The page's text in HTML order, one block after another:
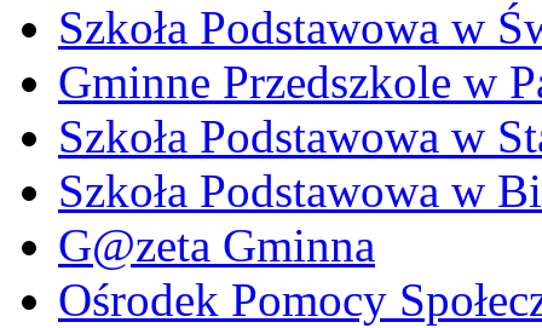
Szkoła Podstawowa w
Gminne Przedszkole w
Szkoła Podstawowa w
Szkoła Podstawowa w
G@zeta Gminna
Ośrodek Pomocy